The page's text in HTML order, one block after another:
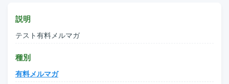
説明
テスト有料メルマガ
種別
有料メルマガ